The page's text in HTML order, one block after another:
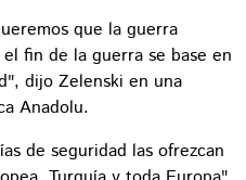
que la guerra
fin de la guerra se base en
dijo Zelenski en una
Anadolu.
de seguridad las ofrezcan